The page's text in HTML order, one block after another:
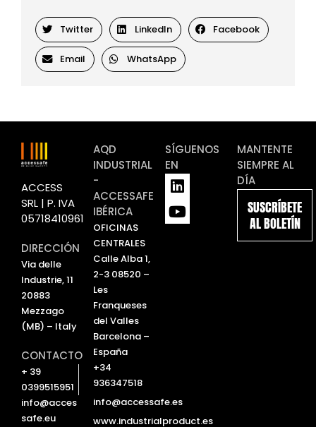
Twitter LinkedIn Facebook
Email WhatsApp
ACCESS
SRL | P. IVA
05718410961
DIRECCIÓN
Via delle
Industrie, 11
20883
Mezzago
(MB) – Italy
CONTACTO
+ 39
0399515951
info@acces
safe.eu
AQD
INDUSTRIAL
-
ACCESSAFE
IBÉRICA
OFICINAS
CENTRALES
Calle Alba 1,
2-3 08520 –
Les
Franqueses
del Valles
Barcelona –
España
+34
936347518
info@accessafe.es
www.industrialproduct.es
SÍGUENOS
EN
L
i
n
k
Y
o
u
t
MANTENTE
SIEMPRE AL
DÍA
SUSCRÍBETE
AL BOLETÍN